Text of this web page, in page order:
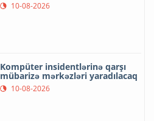
10-08-2026
Kompüter insidentlərinə qarşı
mübarizə mərkəzləri yaradılacaq
10-08-2026